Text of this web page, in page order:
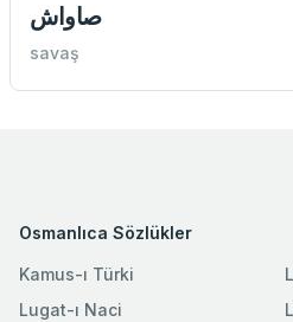
صاواش
savaş
Osmanlıca Sözlükler
Kamus-ı Türki
Lugat-ı Naci